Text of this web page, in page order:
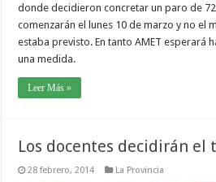
donde decidieron concretar un paro de 72
comenzarán el lunes 10 de marzo y no el
estaba previsto. En tanto AMET esperará
una medida.
Leer Más »
Los docentes decidirán el
28 febrero, 2014 La Provincia